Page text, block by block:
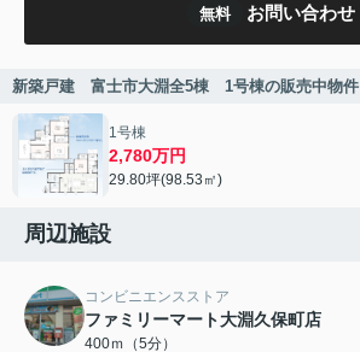
無料 お問い合わせ
新築戸建 富士市大淵全5棟 1号棟の販売中物件
1号棟
2,780万円
29.80坪(98.53㎡)
周辺施設
コンビニエンスストア
ファミリーマート大淵久保町店
400ｍ（5分）